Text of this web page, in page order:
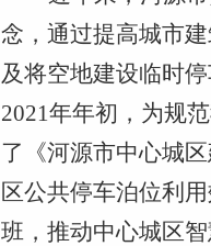
念，通过提高城市
及将空地建设临时
2021年年初，为规
了《河源市中心城
区公共停车泊位利
班，推动中心城区